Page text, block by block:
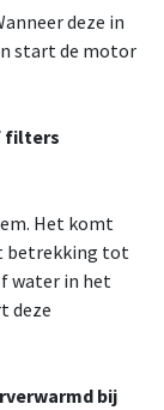
deze in
start de motor
filters
Het komt
betrekking tot
water in het
deze
bij